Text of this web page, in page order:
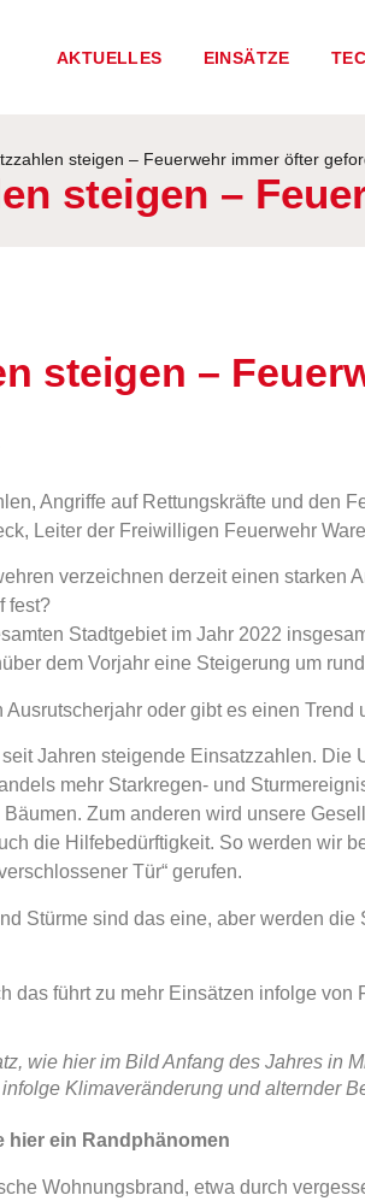
AKTUELLES EINSÄTZE
steigen – Feuerwehr immer öfter
steigen –
steigen –
Angriffe auf Rettungskräfte und den
Leiter der Freiwilligen Feuerwehr
verzeichnen derzeit einen starken
fest?
Stadtgebiet im Jahr 2022
dem Vorjahr eine Steigerung um
Ausrutscherjahr oder gibt es einen Trend
Jahren steigende Einsatzzahlen. Die
mehr Starkregen- und
Zum anderen wird unsere
die Hilfebedürftigkeit. So werden wir
Tür“ gerufen.
Stürme sind das eine, aber werden
das führt zu mehr Einsätzen infolge von
wie hier im Bild Anfang des Jahres in
Klimaveränderung und alternder
hier ein Randphänomen
Wohnungsbrand, etwa durch